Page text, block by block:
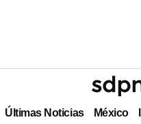
Últimas Noticias México